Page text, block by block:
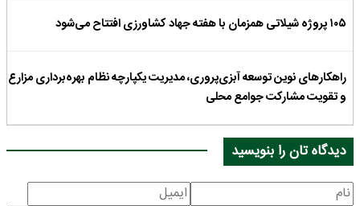
۱۰۵ پروژه شیلاتی همزمان با هفته جهاد کشاورزی افتتاح می‌شود
راهکارهای نوین توسعه آبزی‌پروری، مدیریت یکپارچه نظام بهره‌برداری مزارع
و تقویت مشارکت جوامع محلی
دیدگاه تان را بنویسید